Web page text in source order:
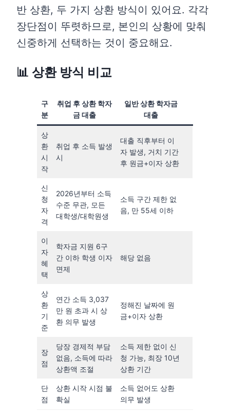
반 상환, 두 가지 상환 방식이 있어요. 각각
장단점이 뚜렷하므로, 본인의 상황에 맞춰
신중하게 선택하는 것이 중요해요.
📊 상환 방식 비교
구
분
취업 후 상환 학자
금 대출
일반 상환 학자금
대출
상
환
시
작
취업 후 소득 발생
시
대출 직후부터 이
자 발생, 거치 기간
후 원금+이자 상환
신
청
자
격
2026년부터 소득
수준 무관, 모든
대학생/대학원생
소득 구간 제한 없
음, 만 55세 이하
이
자
혜
택
학자금 지원 6구
간 이하 학생 이자
면제
해당 없음
상
환
기
준
연간 소득 3,037
만 원 초과 시 상
환 의무 발생
정해진 날짜에 원
금+이자 상환
장
점
당장 경제적 부담
없음, 소득에 따라
상환액 조절
소득 제한 없이 신
청 가능, 최장 10년
상환 기간
단
점
상환 시작 시점 불
확실
소득 없어도 상환
의무 발생